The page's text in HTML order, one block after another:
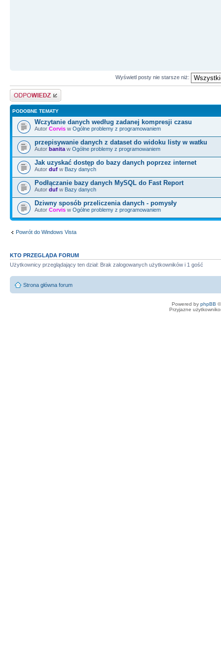
Wyświetl posty nie starsze niż:
Odpowiedz
PODOBNE TEMATY
Wczytanie danych według zadanej kompresji czasu
Autor Corvis w Ogólne problemy z programowaniem
przepisywanie danych z dataset do widoku listy w watku
Autor banita w Ogólne problemy z programowaniem
Jak uzyskać dostęp do bazy danych poprzez internet
Autor duf w Bazy danych
Podłączanie bazy danych MySQL do Fast Report
Autor duf w Bazy danych
Dziwny sposób przeliczenia danych - pomysły
Autor Corvis w Ogólne problemy z programowaniem
Powrót do Windows Vista
KTO PRZEGLĄDA FORUM
Użytkownicy przeglądający ten dział: Brak zalogowanych użytkowników i 1 gość
Strona główna forum
Powered by phpBB
Przyjazne